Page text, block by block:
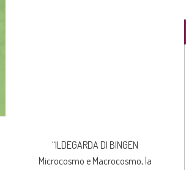
“ILDEGARDA DI BINGEN
Microcosmo e Macrocosmo, la